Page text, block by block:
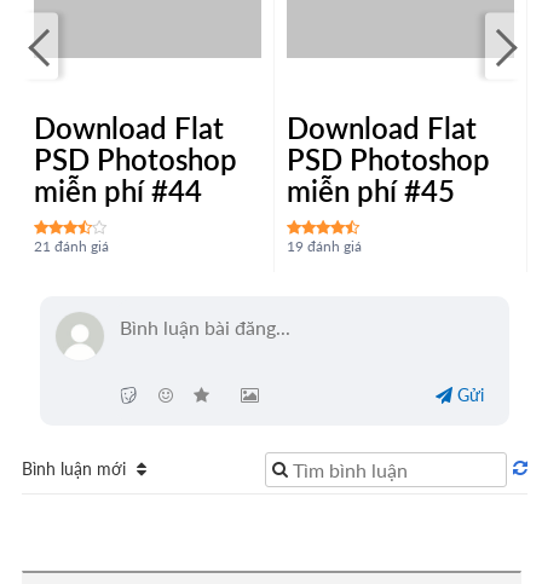
PSD Photoshop
miễn phí #44
21 đánh giá
Download Flat
PSD Photoshop
miễn phí #45
19 đánh giá
Gửi
Bình luận mới